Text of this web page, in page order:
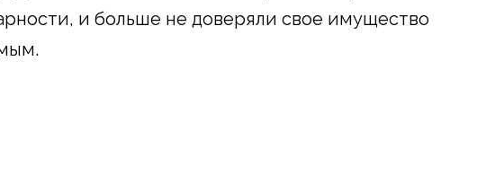
и больше не доверяли свое имущество